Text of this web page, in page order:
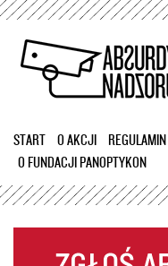
START O AKCJI REGULAMIN
O FUNDACJI PANOPTYKON